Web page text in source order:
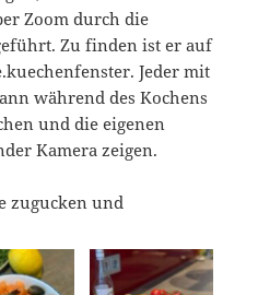
Zoom durch die
Zu finden ist er auf
Jeder mit
während des Kochens
und die eigenen
Kamera zeigen.
zugucken und